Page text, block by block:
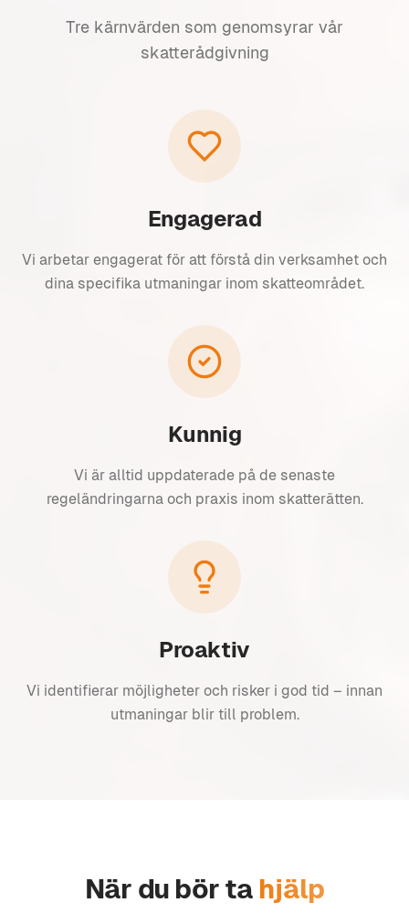
Tre kärnvärden som genomsyrar vår
skatterådgivning
Engagerad
Vi arbetar engagerat för att förstå din verksamhet och
dina specifika utmaningar inom skatteområdet.
Kunnig
Vi är alltid uppdaterade på de senaste
regeländringarna och praxis inom skatterätten.
Proaktiv
Vi identifierar möjligheter och risker i god tid – innan
utmaningar blir till problem.
När du bör ta hjälp